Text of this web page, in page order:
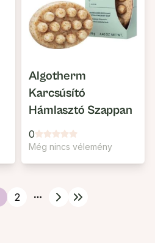
Algotherm
Karcsúsító
Hámlasztó Szappan
0
Még nincs vélemény
2
More pages